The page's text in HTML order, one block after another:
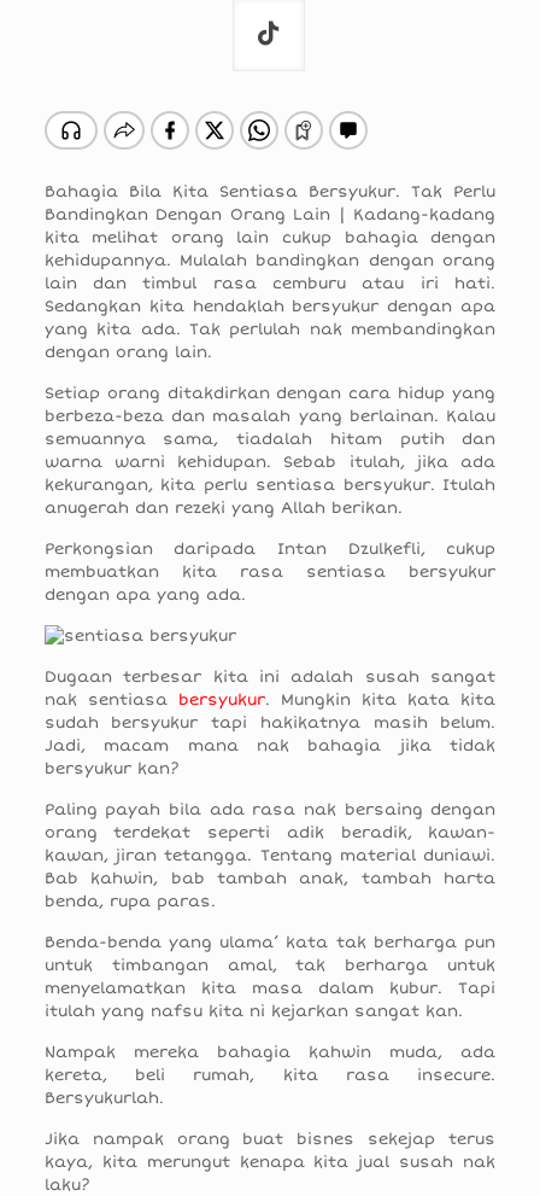
Bahagia Bila Kita Sentiasa Bersyukur. Tak Perlu
Bandingkan Dengan Orang Lain | Kadang-kadang
kita melihat orang lain cukup bahagia dengan
kehidupannya. Mulalah bandingkan dengan orang
lain dan timbul rasa cemburu atau iri hati.
Sedangkan kita hendaklah bersyukur dengan apa
yang kita ada. Tak perlulah nak membandingkan
dengan orang lain.
Setiap orang ditakdirkan dengan cara hidup yang
berbeza-beza dan masalah yang berlainan. Kalau
semuannya sama, tiadalah hitam putih dan
warna warni kehidupan. Sebab itulah, jika ada
kekurangan, kita perlu sentiasa bersyukur. Itulah
anugerah dan rezeki yang Allah berikan.
Perkongsian daripada Intan Dzulkefli, cukup
membuatkan kita rasa sentiasa bersyukur
dengan apa yang ada.
Dugaan terbesar kita ini adalah susah sangat
nak sentiasa bersyukur. Mungkin kita kata kita
sudah bersyukur tapi hakikatnya masih belum.
Jadi, macam mana nak bahagia jika tidak
bersyukur kan?
Paling payah bila ada rasa nak bersaing dengan
orang terdekat seperti adik beradik, kawan-
kawan, jiran tetangga. Tentang material duniawi.
Bab kahwin, bab tambah anak, tambah harta
benda, rupa paras.
Benda-benda yang ulama’ kata tak berharga pun
untuk timbangan amal, tak berharga untuk
menyelamatkan kita masa dalam kubur. Tapi
itulah yang nafsu kita ni kejarkan sangat kan.
Nampak mereka bahagia kahwin muda, ada
kereta, beli rumah, kita rasa insecure.
Bersyukurlah.
Jika nampak orang buat bisnes sekejap terus
kaya, kita merungut kenapa kita jual susah nak
laku?